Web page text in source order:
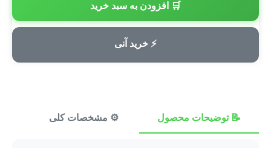
🛒 افزودن به سبد خرید
⚡ خرید آنی
💳 پرداخت امن
📝 توضیحات محصول ⚙️ مشخصات کلی